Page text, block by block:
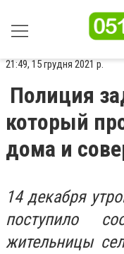
21:49, 15 грудня 2021 р.
Полиция
который
дома и
14 декабря
поступило
жительницы